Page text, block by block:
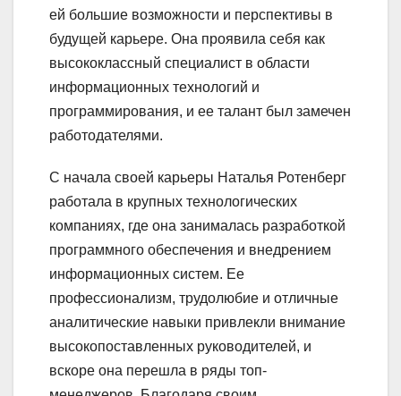
ей большие возможности и перспективы в
будущей карьере. Она проявила себя как
высококлассный специалист в области
информационных технологий и
программирования, и ее талант был замечен
работодателями.
С начала своей карьеры Наталья Ротенберг
работала в крупных технологических
компаниях, где она занималась разработкой
программного обеспечения и внедрением
информационных систем. Ее
профессионализм, трудолюбие и отличные
аналитические навыки привлекли внимание
высокопоставленных руководителей, и
вскоре она перешла в ряды топ-